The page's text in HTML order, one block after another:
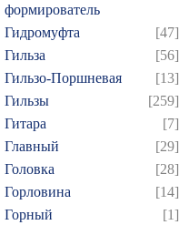
формирователь
Гидромуфта
[47]
Гильза
[56]
Гильзо-Поршневая
[13]
Гильзы
[259]
Гитара
[7]
Главный
[29]
Головка
[28]
Горловина
[14]
Горный
[1]